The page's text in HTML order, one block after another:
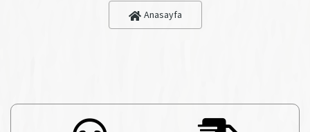
Anasayfa